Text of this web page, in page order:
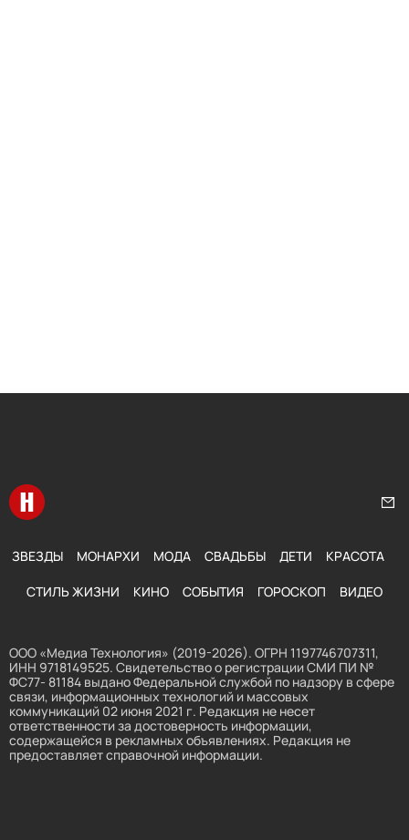
Перейти на главную
ЗВЕЗДЫ МОНАРХИ МОДА СВАДЬБЫ ДЕТИ КРАСОТА
СТИЛЬ ЖИЗНИ КИНО СОБЫТИЯ ГОРОСКОП ВИДЕО
ООО «Медиа Технология» (2019-2026). ОГРН 1197746707311,
ИНН 9718149525. Свидетельство о регистрации СМИ ПИ №
ФС77- 81184 выдано Федеральной службой по надзору в сфере
связи, информационных технологий и массовых
коммуникаций 02 июня 2021 г. Редакция не несет
ответственности за достоверность информации,
содержащейся в рекламных объявлениях. Редакция не
предоставляет справочной информации.